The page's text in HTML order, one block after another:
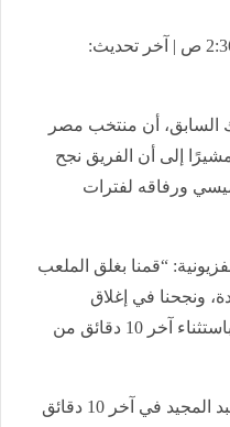
نشر في: الأربعاء 8 يوليه 2026 - 2:36 ص | آخر تحديث:
السابق، أن منتخب مصر
مشيرًا إلى أن الفريق نجح
ورفاقه لفترات
“قمنا بغلق الملعب
جيدة، ونجحنا في إغلاق
المساحات بالكامل على ميسي، باستثناء آخر 10 دقائق من
وأضاف: “كنت مع نزول حسام عبد المجيد في آخر 10 دقائق